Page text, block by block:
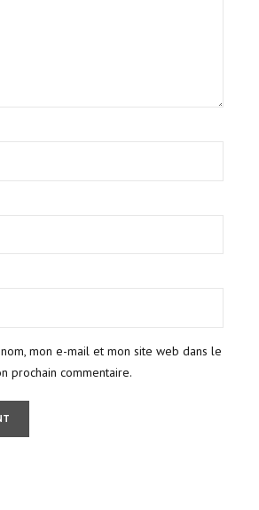
mon e-mail et mon site web dans le
prochain commentaire.